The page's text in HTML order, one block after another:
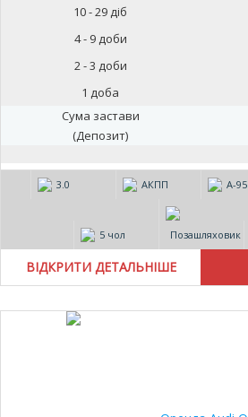
10 - 29 діб
4 - 9 доби
2 - 3 доби
1 доба
Сума застави
(Депозит)
3.0 АКПП А-95
5 чол Позашляховик
ВІДКРИТИ ДЕТАЛЬНІШЕ